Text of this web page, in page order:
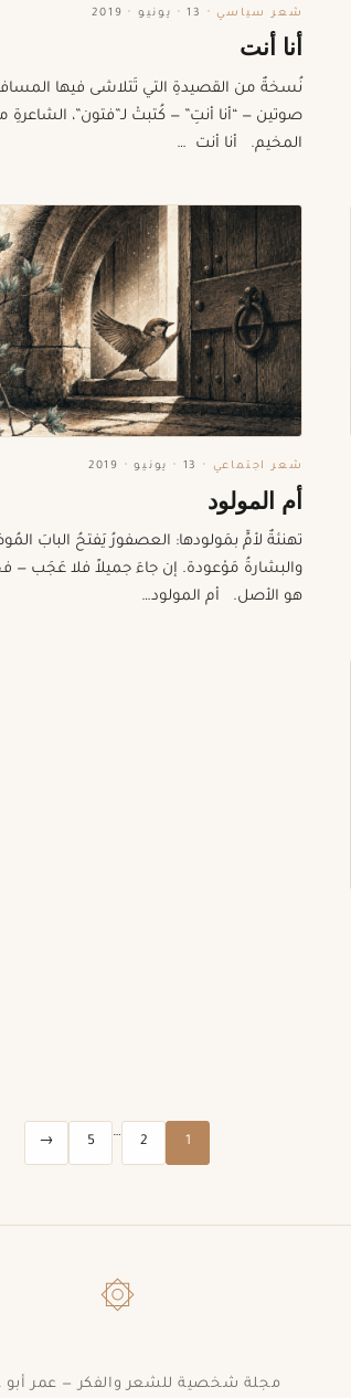
شعر سياسي· 13 · يونيو · 2019
أنا أنت
نُسخةٌ من القصيدةِ التي تَتلاشى فيها
صوتين — “أنا أنتِ” — كُتبتْ لـ”فتون”، الشاعرةِ
المخيم. أنا أنت …
شعر اجتماعي · 13 · يونيو · 2019
أم المولود
تهنئةٌ لأمٍّ بمَولودها: العصفورُ يَفتحُ البابَ
والبشارةُ مَوْعودة. إن جاءَ جميلاً فلا عَجَب —
هو الأصل. أم المولود…
1
2
…
5
→
۞
مجلة شخصية للشعر والفكر — عمر